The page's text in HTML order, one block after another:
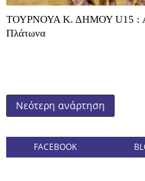
ΤΟΥΡΝΟΥΑ Κ. ΔΗΜΟΥ U15 :
Πλάτωνα
Νεότερη ανάρτηση
FACEBOOK